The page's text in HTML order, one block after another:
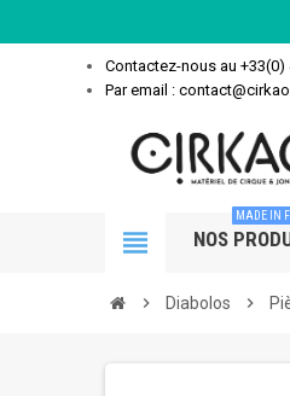
Contactez-nous au +33(0)
Par email :
view_headline NOS
MADE IN
chevron_right Diabolos chevron_right